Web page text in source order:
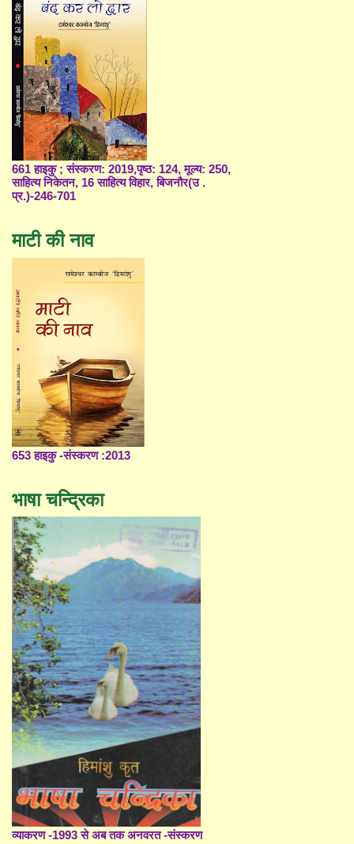
661 हाइकु ; संस्करण: 2019,पृष्ठ: 124, मूल्य: 250,
साहित्य निकेतन, 16 साहित्य विहार, बिजनौर(उ .
प्र.)-246-701
माटी की नाव
653 हाइकु -संस्करण :2013
भाषा चन्द्रिका
व्याकरण -1993 से अब तक अनवरत -संस्करण